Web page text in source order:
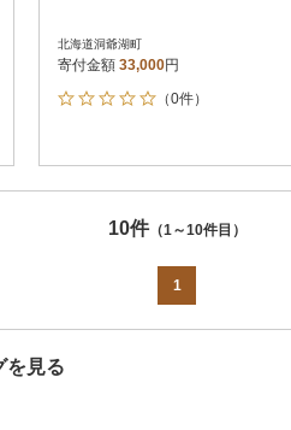
北海道洞爺湖町
寄付金額 33,000円
（0件）
10件（1～10件目）
1
を見る